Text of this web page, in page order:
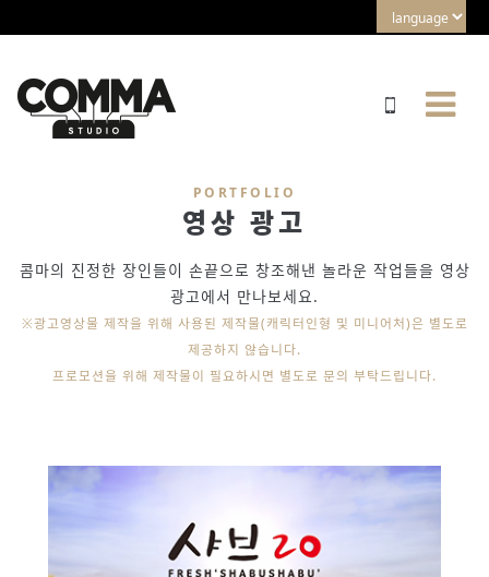
PORTFOLIO
영상 광고
콤마의 진정한 장인들이 손끝으로 창조해낸 놀라운 작업들을 영상
광고에서 만나보세요.
※광고영상물 제작을 위해 사용된 제작물(캐릭터인형 및 미니어처)은 별도로
제공하지 않습니다.
프로모션을 위해 제작물이 필요하시면 별도로 문의 부탁드립니다.